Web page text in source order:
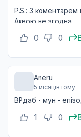
P.S.: З коментарем
Аквою не згодна.
0 0
Aneru
5 місяців тому
ВРдаб - мун -
1 0